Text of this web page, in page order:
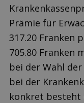
Prämie für
317.20 Franken
705.80 Franken
bei der Wahl
bei der
konkret besteht